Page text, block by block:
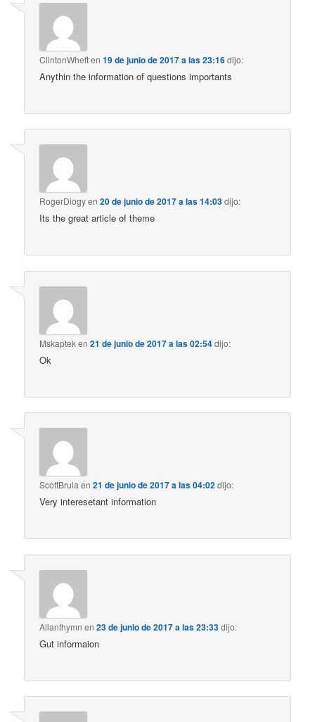
ClintonWheften19 de junio de 2017 a las 23:16dijo:
Anythin the information of questions importants
RogerDiogyen20 de junio de 2017 a las 14:03dijo:
Its the great article of theme
Mskapteken21 de junio de 2017 a las 02:54dijo:
Ok
ScottBrula en21 de junio de 2017 a las 04:02dijo:
Very interesetant information
Allanthymn en23 de junio de 2017 a las 23:33dijo:
Gut informaion